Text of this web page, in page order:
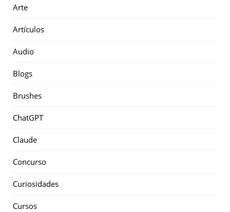
Arte
Artículos
Audio
Blogs
Brushes
ChatGPT
Claude
Concurso
Curiosidades
Cursos